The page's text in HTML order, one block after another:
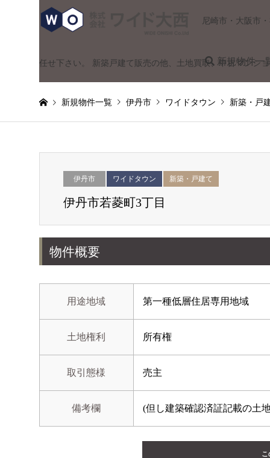
尼崎市・大阪市
任せ下さい。 新築戸建て販売の他、土地買取、中古マンシ
新規物件一
新規物件一覧 伊丹市 ワイドタウン 新築・戸
伊丹市 ワイドタウン 新築・戸建て
伊丹市若菱町3丁目
物件概要
用途地域 第一種低層住居専用地域
土地権利 所有権
取引態様 売主
備考欄 (但し建築確認済証記載の土
こ